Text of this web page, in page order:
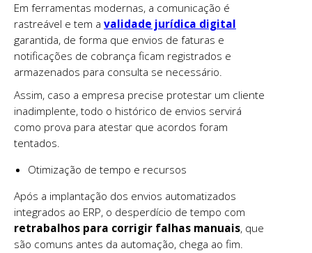
Em ferramentas modernas, a comunicação é
rastreável e tem a validade jurídica digital
garantida, de forma que envios de faturas e
notificações de cobrança ficam registrados e
armazenados para consulta se necessário.
Assim, caso a empresa precise protestar um cliente
inadimplente, todo o histórico de envios servirá
como prova para atestar que acordos foram
tentados.
Otimização de tempo e recursos
Após a implantação dos envios automatizados
integrados ao ERP, o desperdício de tempo com
retrabalhos para corrigir falhas manuais, que
são comuns antes da automação, chega ao fim.